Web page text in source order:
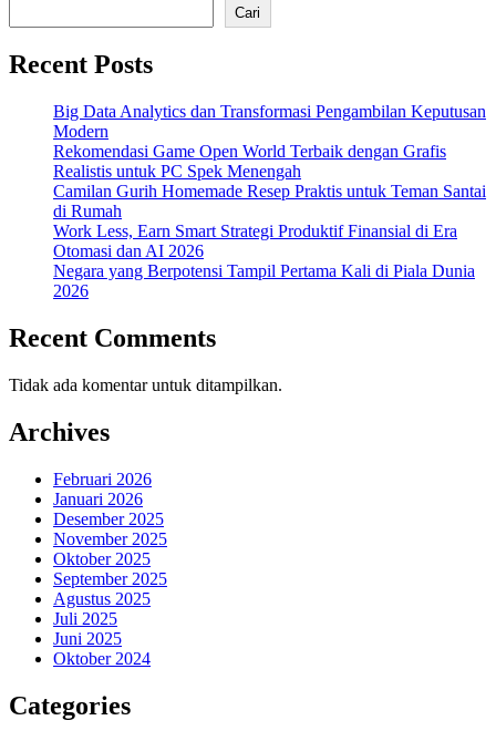
Cari
Recent Posts
Big Data Analytics dan Transformasi Pengambilan Keputusan
Modern
Rekomendasi Game Open World Terbaik dengan Grafis
Realistis untuk PC Spek Menengah
Camilan Gurih Homemade Resep Praktis untuk Teman Santai
di Rumah
Work Less, Earn Smart Strategi Produktif Finansial di Era
Otomasi dan AI 2026
Negara yang Berpotensi Tampil Pertama Kali di Piala Dunia
2026
Recent Comments
Tidak ada komentar untuk ditampilkan.
Archives
Februari 2026
Januari 2026
Desember 2025
November 2025
Oktober 2025
September 2025
Agustus 2025
Juli 2025
Juni 2025
Oktober 2024
Categories